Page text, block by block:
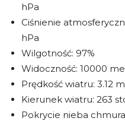
hPa
Ciśnienie
hPa
Wilgotność: 97%
Widoczność: 10000
Prędkość wiatru: 3.12
Kierunek wiatru: 263
Pokrycie nieba